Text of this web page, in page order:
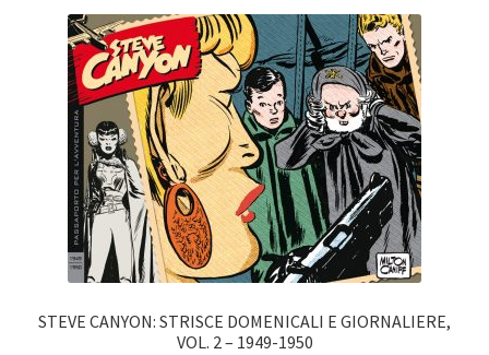
STEVE CANYON: STRISCE DOMENICALI E GIORNALIERE,
VOL. 2 – 1949-1950